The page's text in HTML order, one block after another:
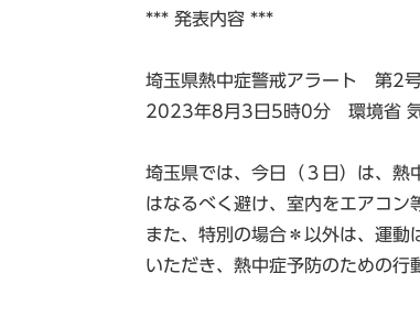
*** 発表内容 ***
埼玉県熱中症警戒アラート 第2
2023年8月3日5時0分 環境省
埼玉県では、今日（３日）は、熱
はなるべく避け、室内をエアコン
また、特別の場合＊以外は、運動
いただき、熱中症予防のための行